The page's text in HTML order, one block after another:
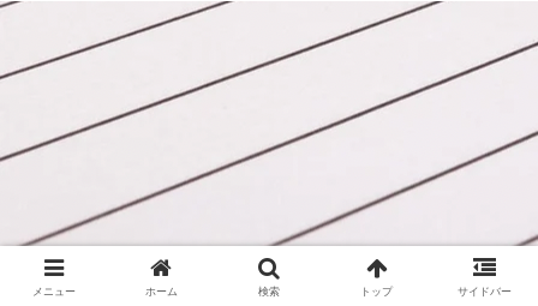
メニュー ホーム 検索 トップ サイドバー